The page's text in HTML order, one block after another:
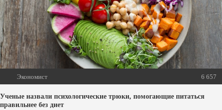
Экономист 6 657
Ученые назвали психологические трюки, помогающие питаться
правильнее без диет